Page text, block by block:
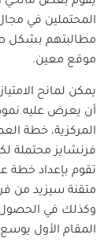
المحتملين في
مطالبتهم بشكل
موقع معين.
يمكن لمانح
أن يعرض عليه
المركزية، خطة
فرنشايز محتملة
تقوم بإعداد خطة
متقنة سيزيد من
وكذلك في
المقام الأول